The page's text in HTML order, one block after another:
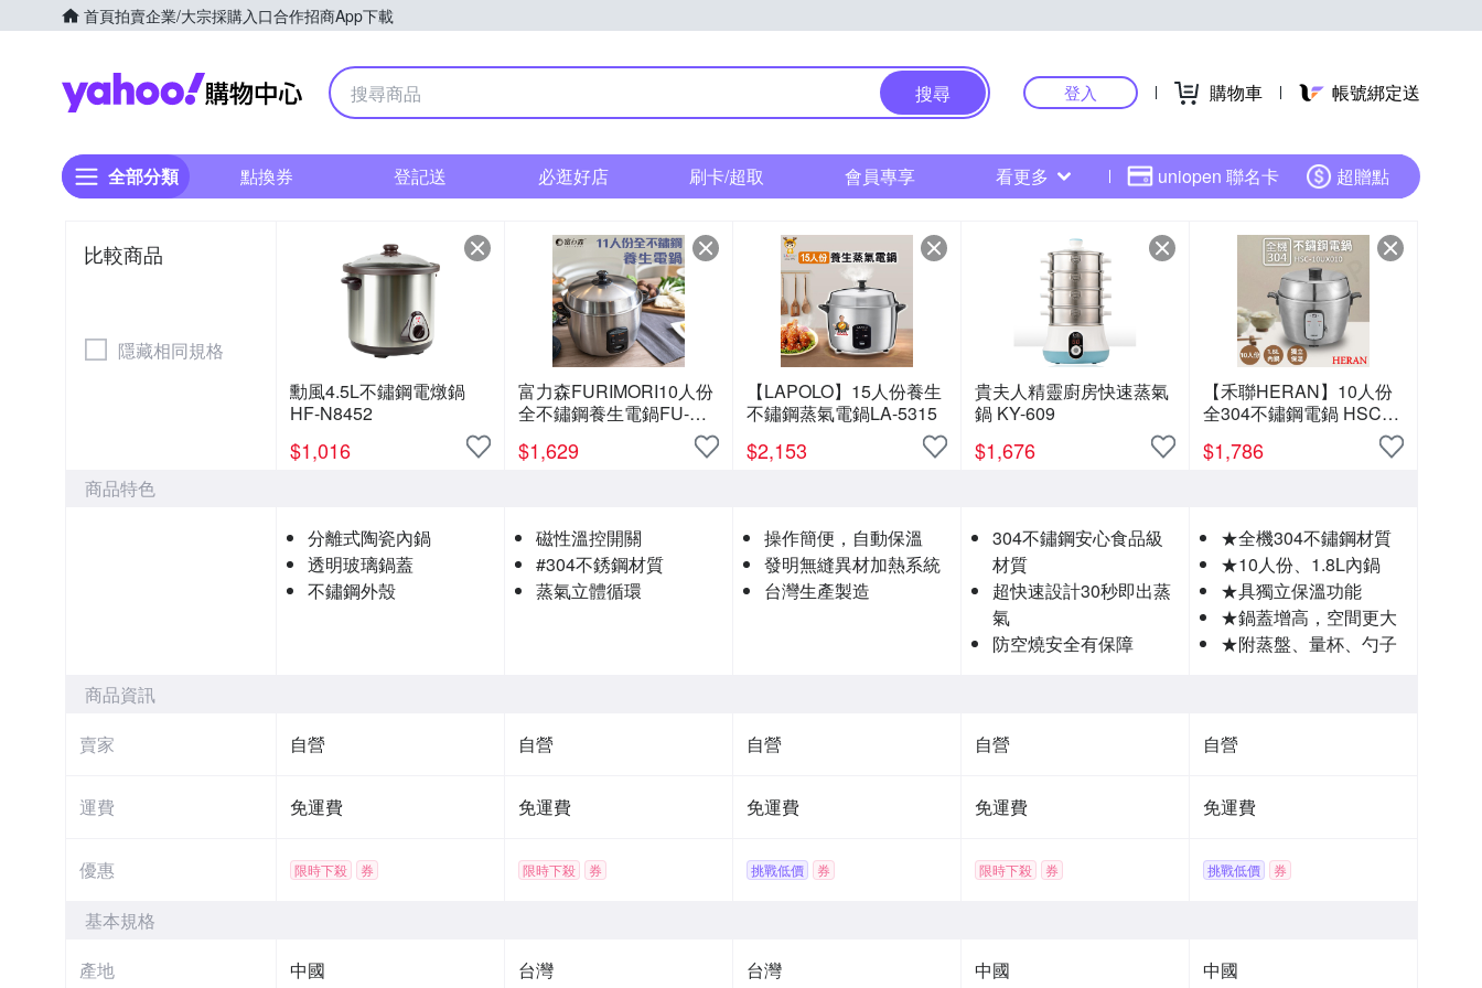
首頁拍賣企業/大宗採購入口合作招商App下載
Yahoo購物中心
搜尋 登入 購物車 帳號綁定送
全部分類 點換券 登記送 必逛好店 刷卡/超取 會員專享 看更多 uniopen 聯名卡 超贈點
比較商品
隱藏相同規格
勳風4.5L不鏽鋼電燉鍋
HF-N8452
$1,016
富力森FURIMORI10人份
全不鏽鋼養生電鍋FU-
$1,629
【LAPOLO】15人份養生
不鏽鋼蒸氣電鍋LA-5315
$2,153
貴夫人精靈廚房快速蒸氣
鍋 KY-609
$1,676
【禾聯HERAN】10人份
全304不鏽鋼電鍋 HSC-
$1,786
商品特色
分離式陶瓷內鍋
透明玻璃鍋蓋
不鏽鋼外殼
磁性溫控開關
#304不銹鋼材質
蒸氣立體循環
操作簡便，自動保溫
發明無縫異材加熱系統
台灣生產製造
304不鏽鋼安心食品級
材質
超快速設計30秒即出蒸
氣
防空燒安全有保障
★全機304不鏽鋼材質
★10人份、1.8L內鍋
★具獨立保溫功能
★鍋蓋增高，空間更大
★附蒸盤、量杯、勺子
商品資訊
賣家
自營 自營 自營 自營 自營
運費 免運費 免運費 免運費 免運費 免運費
優惠 限時下殺 券 限時下殺 券 挑戰低價 券 限時下殺 券 挑戰低價 券
基本規格
產地
中國 台灣 台灣 中國 中國